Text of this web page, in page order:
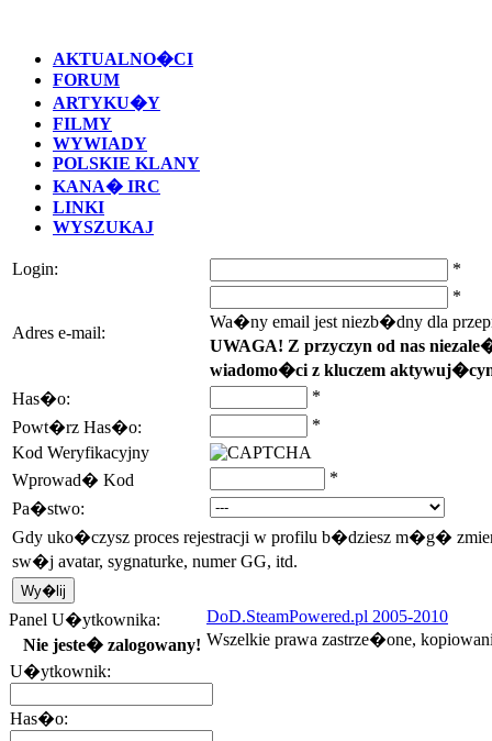
AKTUALNO�CI
FORUM
ARTYKU�Y
FILMY
WYWIADY
POLSKIE KLANY
KANA� IRC
LINKI
WYSZUKAJ
Login: *
Adres e-mail:
*
Wa�ny email jest niezb�dny dla
UWAGA! Z przyczyn od nas
wiadomo�ci z kluczem
Has�o:
*
Powt�rz Has�o:
*
Kod Weryfikacyjny
Wprowad� Kod
*
Pa�stwo:
Gdy uko�czysz proces rejestracji w profilu b�dziesz m�g�
sw�j avatar, sygnaturke, numer GG, itd.
Panel U�ytkownika:
Nie jeste� zalogowany!
U�ytkownik:
Has�o:
DoD.SteamPowered.pl 2005-2010
Wszelkie prawa zastrze�one,